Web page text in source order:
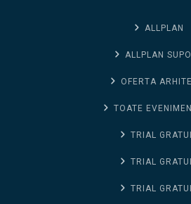
ALLPLAN
ALLPLAN
OFERTA
TOATE
TRIAL
TRIAL
TRIAL